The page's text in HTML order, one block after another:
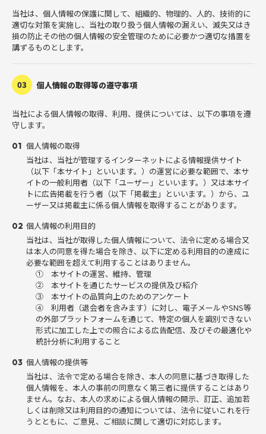
当社は、個人情報の保護に関して、組織的、物理的、人的、技術的に
適切な対策を実施し、当社の取り扱う個人情報の漏えい、滅失又はき
損の防止その他の個人情報の安全管理のために必要かつ適切な措置を
講ずるものとします。
03 個人情報の取得等の遵守事項
当社による個人情報の取得、利用、提供については、以下の事項を遵
守します。
01 個人情報の取得
当社は、当社が管理するインターネットによる情報提供サイト
（以下「本サイト」といいます。）の運営に必要な範囲で、本サ
イトの一般利用者（以下「ユーザー」といいます。）又は本サイ
トに広告掲載を行う者（以下「掲載主」といいます。）から、ユ
ーザー又は掲載主に係る個人情報を取得することがあります。
02 個人情報の利用目的
当社は、当社が取得した個人情報について、法令に定める場合又
は本人の同意を得た場合を除き、以下に定める利用目的の達成に
必要な範囲を超えて利用することはありません。
① 本サイトの運営、維持、管理
② 本サイトを通じたサービスの提供及び紹介
③ 本サイトの品質向上のためのアンケート
④ 利用者（退会者を含みます）に対し、電子メールやSNS等
の外部プラットフォームを通じて、特定の個人を識別できない
形式に加工した上での照合による広告配信、及びその最適化や
統計分析に利用すること
03 個人情報の提供等
当社は、法令で定める場合を除き、本人の同意に基づき取得した
個人情報を、本人の事前の同意なく第三者に提供することはあり
ません。なお、本人の求めによる個人情報の開示、訂正、追加若
しくは削除又は利用目的の通知については、法令に従いこれを行
うとともに、ご意見、ご相談に関して適切に対応します。